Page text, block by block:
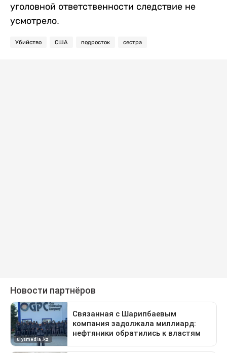
уголовной ответственности следствие не
усмотрело.
Убийство США подросток сестра